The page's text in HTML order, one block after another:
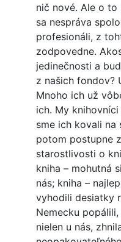
nič nové. Ale o to
sa nespráva
profesionáli, z
zodpovedne.
jedinečnosti a
z našich fondov?
Mnoho ich už
ich. My
sme ich kovali na
potom postupne
starostlivosti o
kniha – mohutná
nás; kniha –
vyhodili desiatky
Nemecku
nielen u nás,